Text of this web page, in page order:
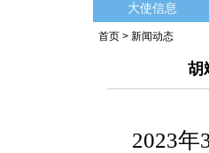
大使信息
首页 > 新闻动态
胡
2023